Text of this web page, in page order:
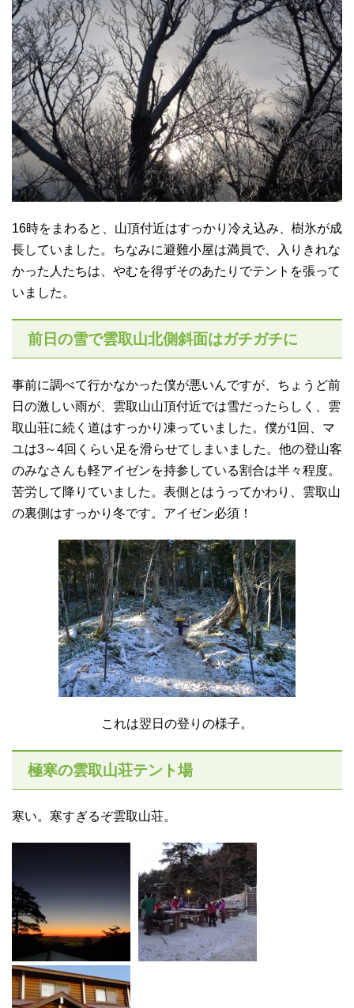
16時をまわると、山頂付近はすっかり冷え込み、樹氷が成
長していました。ちなみに避難小屋は満員で、入りきれな
かった人たちは、やむを得ずそのあたりでテントを張って
いました。
前日の雪で雲取山北側斜面はガチガチに
事前に調べて行かなかった僕が悪いんですが、ちょうど前
日の激しい雨が、雲取山山頂付近では雪だったらしく、雲
取山荘に続く道はすっかり凍っていました。僕が1回、マ
ユは3～4回くらい足を滑らせてしまいました。他の登山客
のみなさんも軽アイゼンを持参している割合は半々程度。
苦労して降りていました。表側とはうってかわり、雲取山
の裏側はすっかり冬です。アイゼン必須！
これは翌日の登りの様子。
極寒の雲取山荘テント場
寒い。寒すぎるぞ雲取山荘。